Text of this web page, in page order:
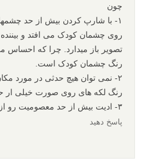
چون
۱- با شارپ کردن بیش از حد
روی چشمان کودک می افتد و بیننده
تصویر باز میدارد. چرا که احساس
رنگ چشمان کودک است.
۲- نمی توان هیچ حدثی در مورد
رنگ لکه های روی صورت خیلی ار
۳- ادیت بیش از حد معصومیت رو از صورت کودک گرفته.
پاسخ دهید